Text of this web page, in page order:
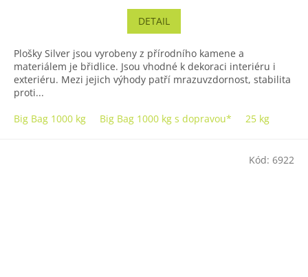
DETAIL
Plošky Silver jsou vyrobeny z přírodního kamene a
materiálem je břidlice. Jsou vhodné k dekoraci interiéru i
exteriéru. Mezi jejich výhody patří mrazuvzdornost, stabilita
proti...
Big Bag 1000 kg
Big Bag 1000 kg s dopravou* 25 kg
Kód: 6922